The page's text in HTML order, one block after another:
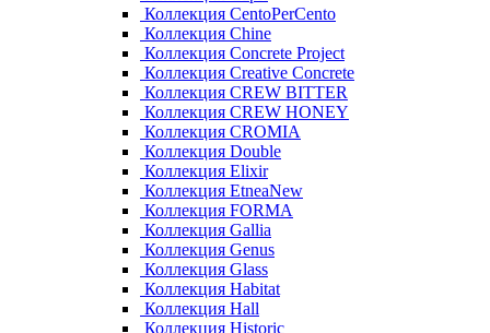
Коллекция CentoPerCento
Коллекция Chine
Коллекция Concrete Project
Коллекция Creative Concrete
Коллекция CREW BITTER
Коллекция CREW HONEY
Коллекция CROMIA
Коллекция Double
Коллекция Elixir
Коллекция EtneaNew
Коллекция FORMA
Коллекция Gallia
Коллекция Genus
Коллекция Glass
Коллекция Habitat
Коллекция Hall
Коллекция Historic